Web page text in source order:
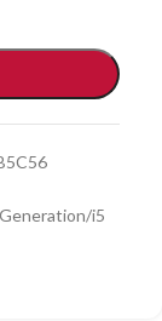
Generation/i5